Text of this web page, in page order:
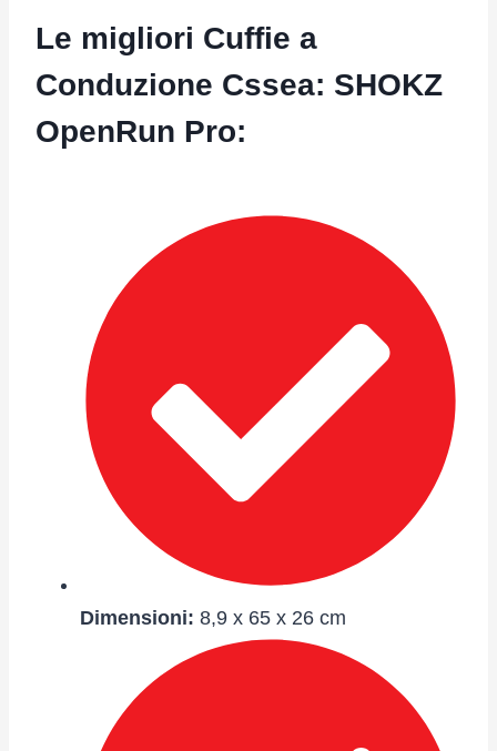
Le migliori Cuffie a
Conduzione Cssea: SHOKZ
OpenRun Pro:
Dimensioni: 8,9 x 65 x 26 cm